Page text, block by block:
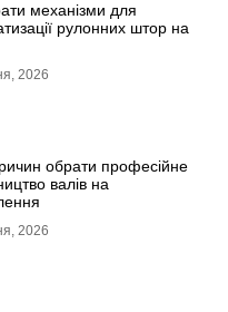
механізми для
рулонних штор на
2026
обрати професійне
валів на
2026